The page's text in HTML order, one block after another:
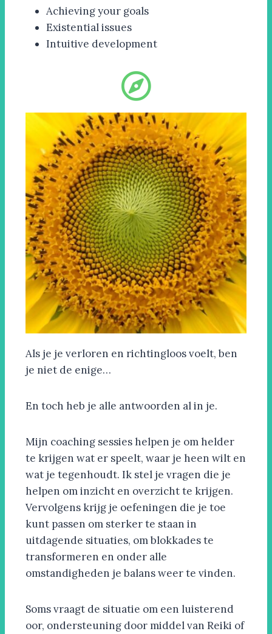
Achieving your goals
Existential issues
Intuitive development
Als je je verloren en richtingloos voelt, ben
je niet de enige…
En toch heb je alle antwoorden al in je.
Mijn coaching sessies helpen je om helder
te krijgen wat er speelt, waar je heen wilt en
wat je tegenhoudt. Ik stel je vragen die je
helpen om inzicht en overzicht te krijgen.
Vervolgens krijg je oefeningen die je toe
kunt passen om sterker te staan in
uitdagende situaties, om blokkades te
transformeren en onder alle
omstandigheden je balans weer te vinden.
Soms vraagt de situatie om een luisterend
oor, ondersteuning door middel van Reiki of